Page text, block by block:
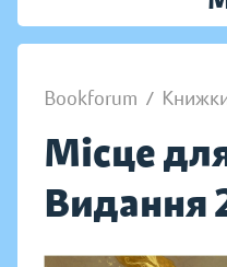
Bookforum /
Місце
Видання